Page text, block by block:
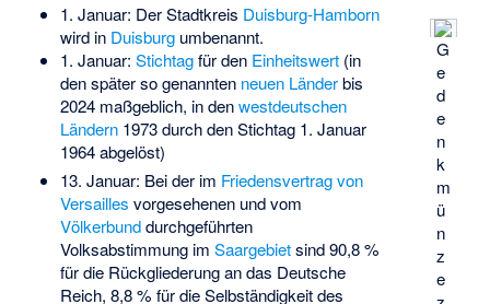
G
e
d
e
n
k
m
ü
n
z
e
1. Januar: Der Stadtkreis Duisburg-Hamborn
wird in Duisburgumbenannt.
1. Januar: Stichtagfür den Einheitswert(in
den später so genannten neuen Länderbis
2024 maßgeblich, in denwestdeutschen
Ländern1973 durch den Stichtag 1. Januar
1964 abgelöst)
13. Januar: Bei der im Friedensvertrag von
Versailles vorgesehenen und vom
Völkerbunddurchgeführten
Volksabstimmung im Saargebietsind 90,8 %
für die Rückgliederung an das Deutsche
Reich, 8,8 % für die Selbständigkeit des